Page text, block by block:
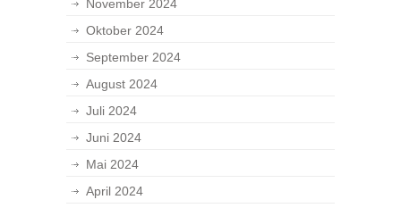
November 2024
Oktober 2024
September 2024
August 2024
Juli 2024
Juni 2024
Mai 2024
April 2024